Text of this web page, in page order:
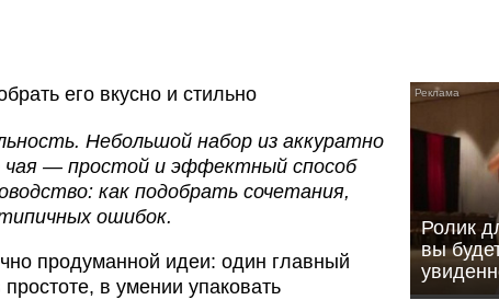
Небольшой набор из аккуратно
чая — простой и эффектный способ
как подобрать сочетания,
ошибок.
продуманной идеи: один главный
в умении упаковать
Ролик
вы